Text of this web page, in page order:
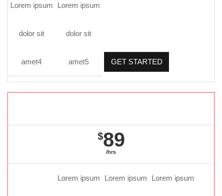
Lorem ipsum
dolor sit
amet4
Lorem ipsum
dolor sit
amet5 GET STARTED
$89
/hrs
Lorem ipsum Lorem ipsum Lorem ipsum